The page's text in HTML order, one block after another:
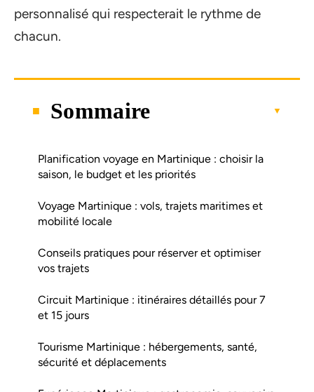
personnalisé qui respecterait le rythme de
chacun.
Sommaire
Planification voyage en Martinique : choisir la
saison, le budget et les priorités
Voyage Martinique : vols, trajets maritimes et
mobilité locale
Conseils pratiques pour réserver et optimiser
vos trajets
Circuit Martinique : itinéraires détaillés pour 7
et 15 jours
Tourisme Martinique : hébergements, santé,
sécurité et déplacements